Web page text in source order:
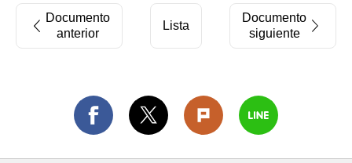
Documento
anterior
Lista
Documento
siguiente